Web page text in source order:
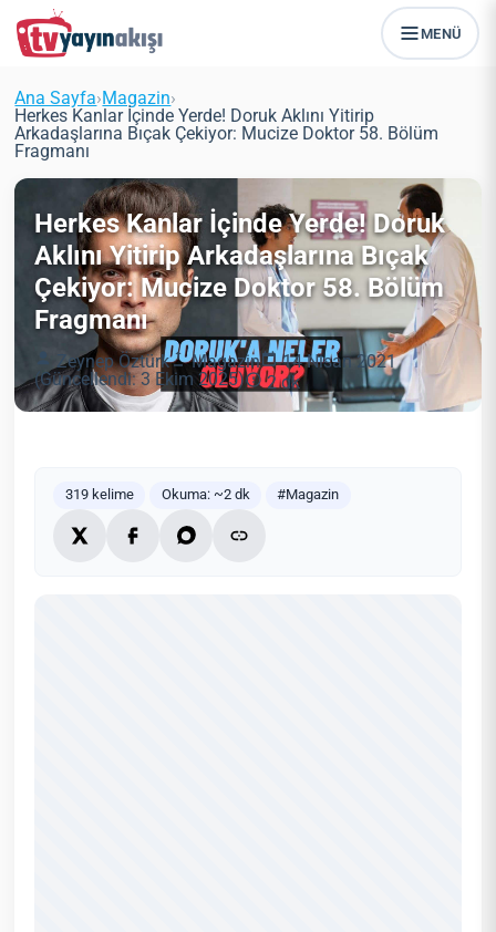
MENÜ
Ana Sayfa›Magazin›
Herkes Kanlar İçinde Yerde! Doruk Aklını Yitirip
Arkadaşlarına Bıçak Çekiyor: Mucize Doktor 58. Bölüm
Fragmanı
Herkes Kanlar İçinde Yerde! Doruk
Aklını Yitirip Arkadaşlarına Bıçak
Çekiyor: Mucize Doktor 58. Bölüm
Fragmanı
Zeynep Öztürk Magazin
14 Nisan 2021
(Güncellendi: 3 Ekim 2025)
2 dk
319 kelime Okuma: ~2 dk #Magazin